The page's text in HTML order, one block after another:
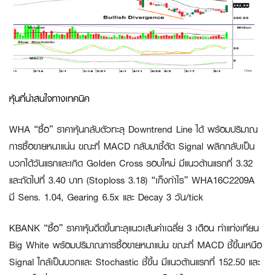
หุ้นที่น่าสนใจทางเทคนิค
WHA “ซื้อ” ราคาหุ้นกลับตัวทะลุ Downtrend Line ได้ พร้อมปริมาณ
การซื้อขายหนาแน่น ขณะที่ MACD กลับมาชี้ตัด Signal พลิกกลับเป็น
บวกได้วันแรกและเกิด Golden Cross รอบใหม่ มีแนวต้านแรกที่ 3.32
และถัดไปที่ 3.40 บาท (Stoploss 3.18) “เก็งกำไร” WHA16C2209A
มี Sens. 1.04, Gearing 6.5x และ Decay 3 วัน/tick
KBANK “ซื้อ” ราคาหุ้นดีดขึ้นทะลุแนวเส้นค่าเฉลี่ย 3 เดือน ทำแท่งเทียน
Big White พร้อมปริมาณการซื้อขายหนาแน่น ขณะที่ MACD ชี้ขึ้นเหนือ
Signal ใกล้เป็นบวกและ Stochastic ชี้ขึ้น มีแนวต้านแรกที่ 152.50 และ